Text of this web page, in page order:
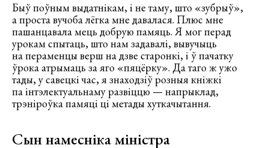
Быў поўным выдатнікам, і не таму, што «зубрыў»,
а проста вучоба лёгка мне давалася. Плюс мне
пашанцавала мець добрую памяць. Я мог перад
урокам спытаць, што нам задавалі, вывучыць
на пераменцы верш на дзве старонкі, і ў пачатку
ўрока атрымаць за яго «пяцёрку». Да таго ж ужо
тады, у савецкі час, я знаходзіў розныя кніжкі
па інтэлектуальнаму развіццю — напрыклад,
трэніроўка памяці ці метады хуткачытання.
Сын намесніка міністра